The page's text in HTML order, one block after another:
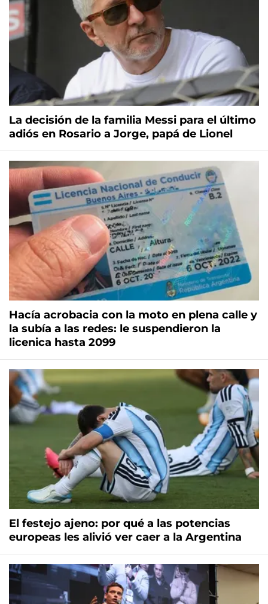
La decisión de la familia Messi para el último
adiós en Rosario a Jorge, papá de Lionel
Hacía acrobacia con la moto en plena calle y
la subía a las redes: le suspendieron la
licenica hasta 2099
El festejo ajeno: por qué a las potencias
europeas les alivió ver caer a la Argentina